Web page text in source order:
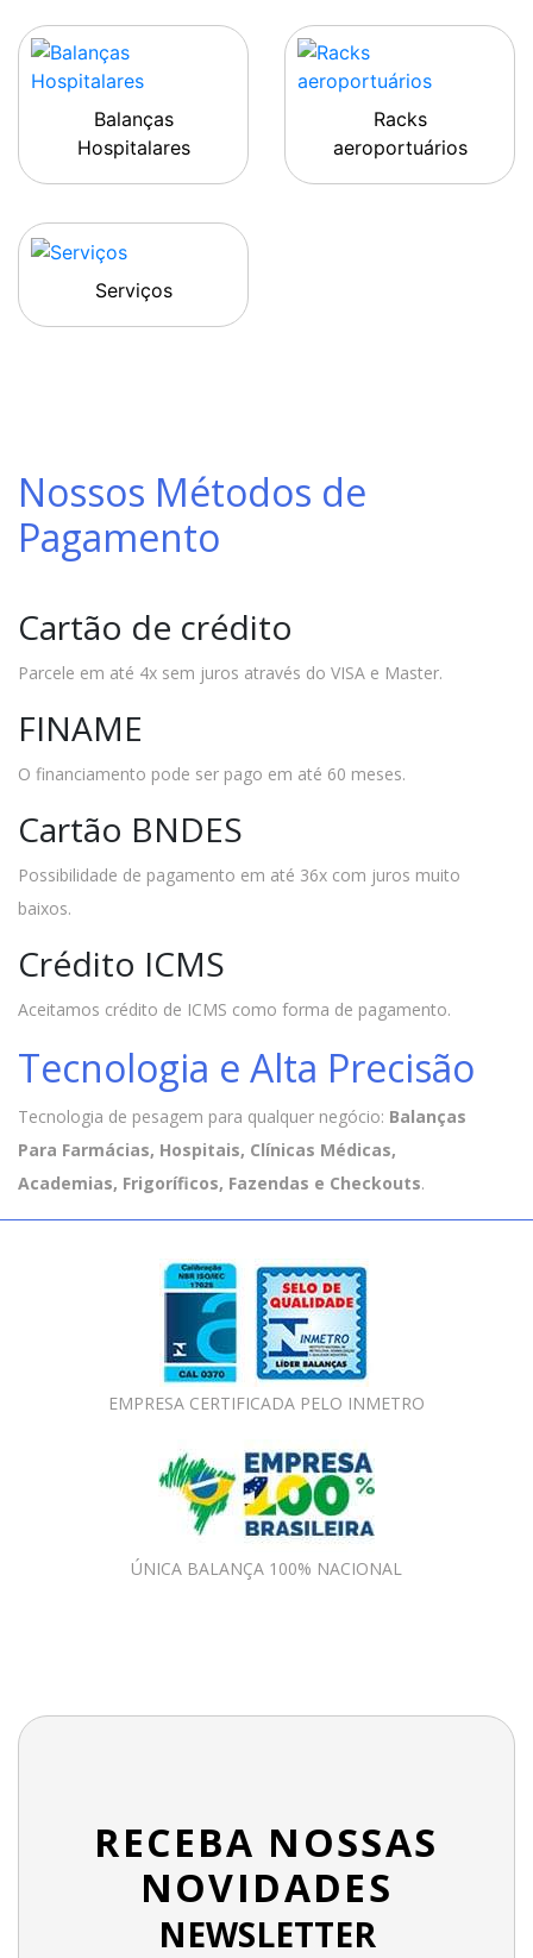
Balanças
Hospitalares
Racks
aeroportuários
Serviços
Nossos Métodos de
Pagamento
Cartão de crédito
Parcele em até 4x sem juros através do VISA e Master.
FINAME
O financiamento pode ser pago em até 60 meses.
Cartão BNDES
Possibilidade de pagamento em até 36x com juros muito
baixos.
Crédito ICMS
Aceitamos crédito de ICMS como forma de pagamento.
Tecnologia e Alta Precisão
Tecnologia de pesagem para qualquer negócio: Balanças
Para Farmácias, Hospitais, Clínicas Médicas,
Academias, Frigoríficos, Fazendas e Checkouts.
EMPRESA CERTIFICADA PELO INMETRO
ÚNICA BALANÇA 100% NACIONAL
RECEBA NOSSAS
NOVIDADES
NEWSLETTER